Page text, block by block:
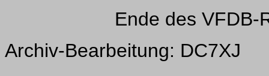
Ende des VFDB-
Archiv-Bearbeitung: DC7XJ